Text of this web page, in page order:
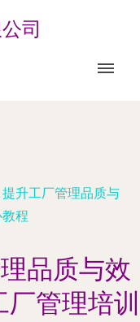
司
升工厂管理品质与
程
品质与效
管理培训